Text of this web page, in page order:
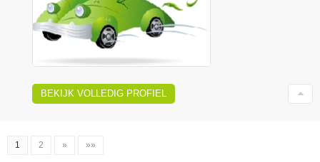
BEKIJK VOLLEDIG PROFIEL
1 2 » »»